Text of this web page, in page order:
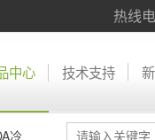
热线
中心 技术支持
冷